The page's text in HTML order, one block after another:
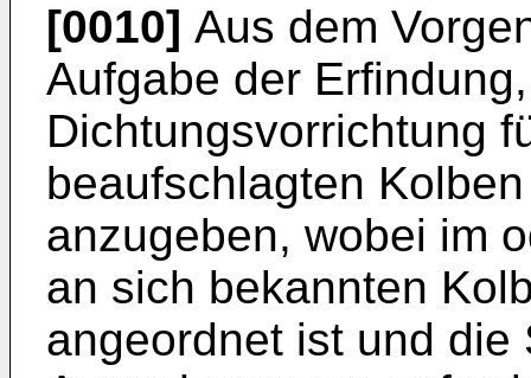
[0010] Aus dem
Aufgabe der
Dichtungsvorrichtung
beaufschlagten
anzugeben, wobei im
an sich bekannten
angeordnet ist und